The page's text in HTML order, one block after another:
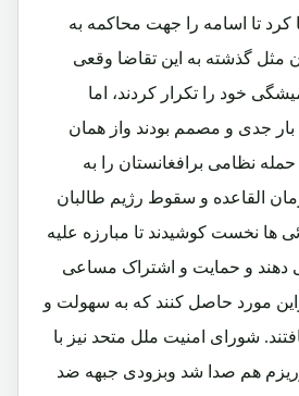
کرد تا اسامه را جهت محاکمه به
مثل گذشته به این تقاضا وقعی
خود را تکرار کردند، اما
بار جدی و مصمم بودند واز همان
نظامی برافغانستان را به
القاعده و سقوط رژیم طالبان
ها نخست کوشیدند تا مبارزه علیه
دهند و حمایت و اشتراک مساعی
مورد حاصل کنند که به سهولت و
شورای امنیت ملل متحد نیز با
هم صدا شد وبزودی جبهه ضد